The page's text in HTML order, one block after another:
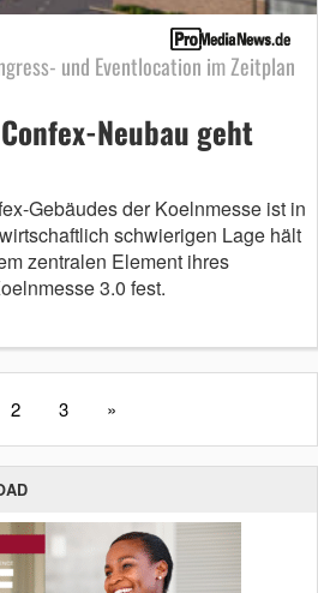
und Eventlocation im Zeitplan
Neubau geht
Gebäudes der Koelnmesse ist in
schwierigen Lage hält
zentralen Element ihres
3.0 fest.
2 3 »